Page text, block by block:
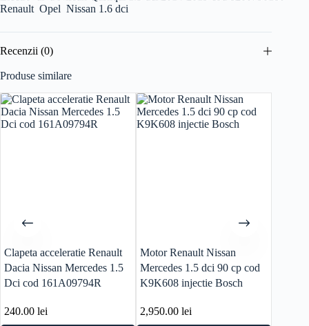
Renault Opel Nissan 1.6 dci
Recenzii (0)
Produse similare
Clapeta acceleratie Renault
Dacia Nissan Mercedes 1.5
Dci cod 161A09794R
240.00 lei
Motor Renault Nissan
Mercedes 1.5 dci 90 cp cod
K9K608 injectie Bosch
2,950.00lei